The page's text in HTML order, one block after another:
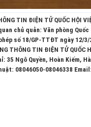
TIN ĐIỆN TỬ QUỐC HỘI
chủ quản: Văn phòng Quốc
số 18/GP-TTĐT ngày 12/3/
THÔNG TIN ĐIỆN TỬ QUỐC
35 Ngô Quyền, Hoàn Kiếm,
08046050-08046338